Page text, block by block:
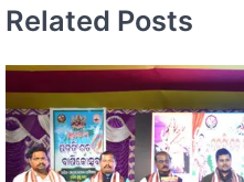
Related Posts